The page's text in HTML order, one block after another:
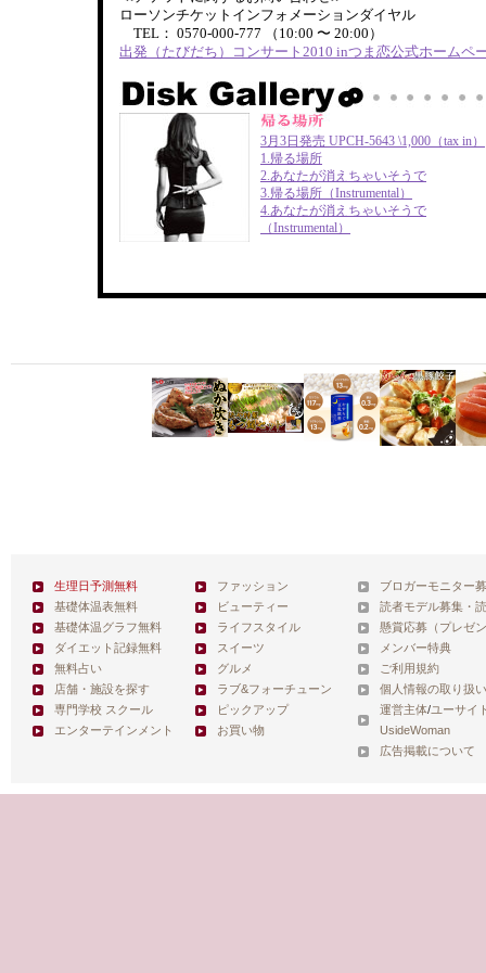
ローソンチケットインフォメーションダイヤル
TEL： 0570-000-777 （10:00 〜 20:00）
出発（たびだち）コンサート2010 inつま恋公式ホームペ
3月3日発売 UPCH-5643 \1,000（tax in）
1.帰る場所
2.あなたが消えちゃいそうで
3.帰る場所（Instrumental）
4.あなたが消えちゃいそうで
（Instrumental）
生理日予測無料
基礎体温表無料
基礎体温グラフ無料
ダイエット記録無料
無料占い
店舗・施設を探す
専門学校 スクール
エンターテインメント
ファッション
ビューティー
ライフスタイル
スイーツ
グルメ
ラブ&フォーチューン
ピックアップ
お買い物
ブロガーモニター
読者モデル募集・
懸賞応募（プレゼ
メンバー特典
ご利用規約
個人情報の取り扱
運営主体/ユーサイ
UsideWoman
広告掲載について